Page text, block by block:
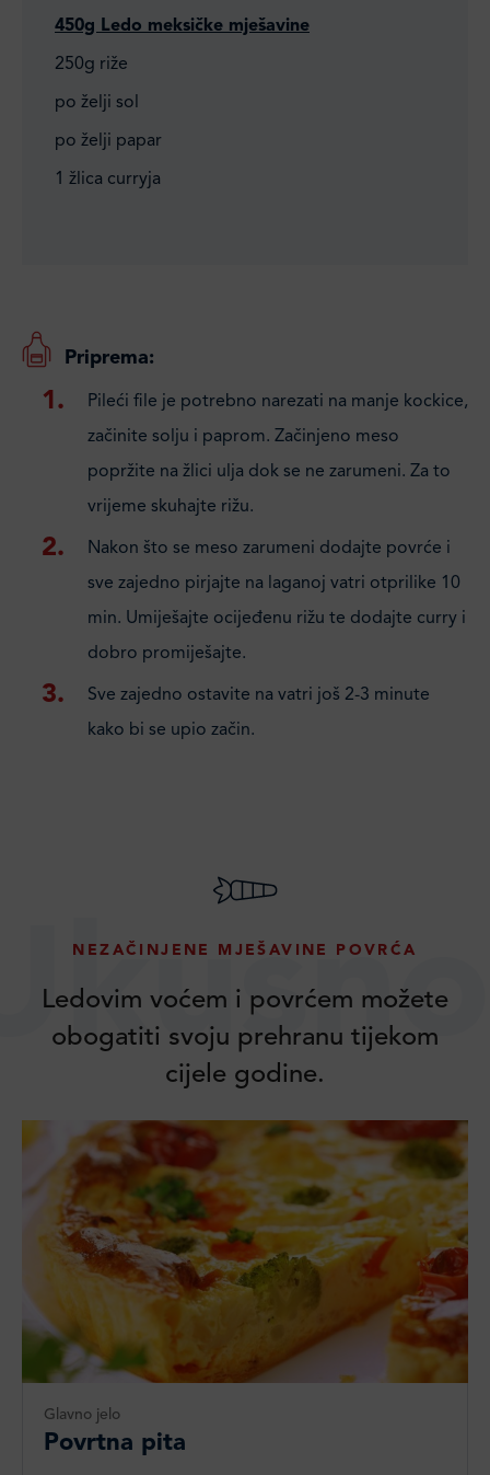
450g Ledo meksičke mješavine
250g riže
po želji sol
po želji papar
1 žlica curryja
Priprema:
Pileći file je potrebno narezati na manje kockice,
začinite solju i paprom. Začinjeno meso
popržite na žlici ulja dok se ne zarumeni. Za to
vrijeme skuhajte rižu.
Nakon što se meso zarumeni dodajte povrće i
sve zajedno pirjajte na laganoj vatri otprilike 10
min. Umiješajte ocijeđenu rižu te dodajte curry i
dobro promiješajte.
Sve zajedno ostavite na vatri još 2-3 minute
kako bi se upio začin.
NEZAČINJENE MJEŠAVINE POVRĆA
Ledovim voćem i povrćem možete
obogatiti svoju prehranu tijekom
cijele godine.
Glavno jelo
Povrtna pita